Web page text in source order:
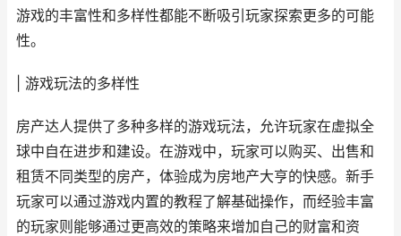
游戏的丰富性和多样性都能不断吸引玩家探索更多的可能
性。
| 游戏玩法的多样性
房产达人提供了多种多样的游戏玩法，允许玩家在虚拟全
球中自在进步和建设。在游戏中，玩家可以购买、出售和
租赁不同类型的房产，体验成为房地产大亨的快感。新手
玩家可以通过游戏内置的教程了解基础操作，而经验丰富
的玩家则能够通过更高效的策略来增加自己的财富和资